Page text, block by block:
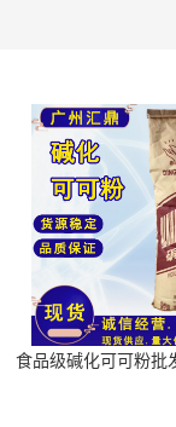
食品级碱化可可粉批